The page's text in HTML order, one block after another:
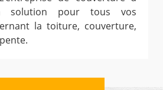
solution pour tous vos
la toiture, couverture,